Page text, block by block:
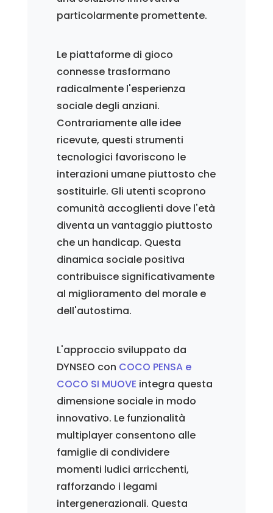
particolarmente promettente.
Le piattaforme di gioco
connesse trasformano
radicalmente l'esperienza
sociale degli anziani.
Contrariamente alle idee
ricevute, questi strumenti
tecnologici favoriscono le
interazioni umane piuttosto che
sostituirle. Gli utenti scoprono
comunità accoglienti dove l'età
diventa un vantaggio piuttosto
che un handicap. Questa
dinamica sociale positiva
contribuisce significativamente
al miglioramento del morale e
dell'autostima.
L'approccio sviluppato da
DYNSEO con COCO PENSA e
COCO SI MUOVE integra questa
dimensione sociale in modo
innovativo. Le funzionalità
multiplayer consentono alle
famiglie di condividere
momenti ludici arricchenti,
rafforzando i legami
intergenerazionali. Questa